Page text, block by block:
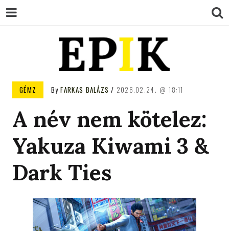
EPIK
GÉMZ ByFARKAS BALÁZS 2026.02.24. 18:11
A név nem kötelez:
Yakuza Kiwami 3 &
Dark Ties